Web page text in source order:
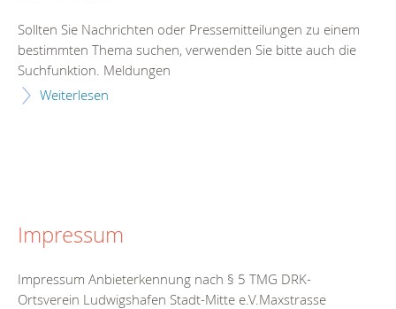
Sollten Sie Nachrichten oder Pressemitteilungen zu einem
bestimmten Thema suchen, verwenden Sie bitte auch die
Suchfunktion. Meldungen
Weiterlesen
Impressum
Impressum Anbieterkennung nach § 5 TMG DRK-
Ortsverein Ludwigshafen Stadt-Mitte e.V.Maxstrasse